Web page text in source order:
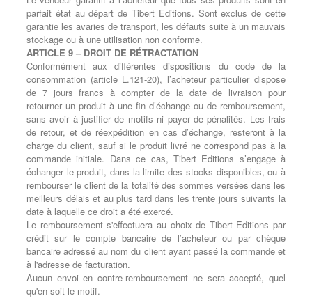
parfait état au départ de Tibert Editions. Sont exclus de cette
garantie les avaries de transport, les défauts suite à un mauvais
stockage ou à une utilisation non conforme.
ARTICLE 9 – DROIT DE RÉTRACTATION
Conformément aux différentes dispositions du code de la
consommation (article L.121-20), l’acheteur particulier dispose
de 7 jours francs à compter de la date de livraison pour
retourner un produit à une fin d’échange ou de remboursement,
sans avoir à justifier de motifs ni payer de pénalités. Les frais
de retour, et de réexpédition en cas d’échange, resteront à la
charge du client, sauf si le produit livré ne correspond pas à la
commande initiale. Dans ce cas, Tibert Editions s’engage à
échanger le produit, dans la limite des stocks disponibles, ou à
rembourser le client de la totalité des sommes versées dans les
meilleurs délais et au plus tard dans les trente jours suivants la
date à laquelle ce droit a été exercé.
Le remboursement s'effectuera au choix de Tibert Editions par
crédit sur le compte bancaire de l’acheteur ou par chèque
bancaire adressé au nom du client ayant passé la commande et
à l'adresse de facturation.
Aucun envoi en contre-remboursement ne sera accepté, quel
qu'en soit le motif.